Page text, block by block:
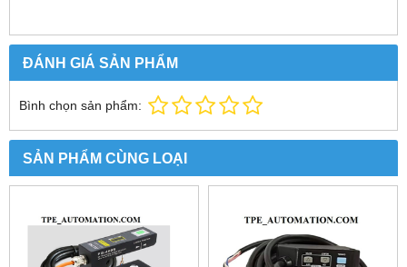
ĐÁNH GIÁ SẢN PHẨM
Bình chọn sản phẩm:
SẢN PHẨM CÙNG LOẠI